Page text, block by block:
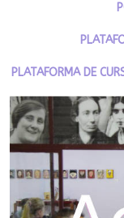
PLATAFORMA DE